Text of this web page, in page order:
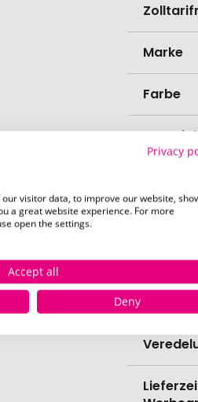
Marke
Farbe
Material
Breite
Höhe
Privacy
visitor data, to improve our website,
a great website experience. For more
open the settings.
Accept all
Deny